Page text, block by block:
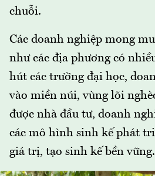
chuỗi.
Các doanh nghiệp mong
như các địa phương có
hút các trường đại học,
vào miền núi, vùng lõi
được nhà đầu tư, doanh
các mô hình sinh kế phát
giá trị, tạo sinh kế bền vững.